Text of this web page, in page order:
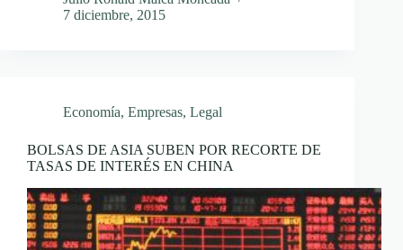
7 diciembre, 2015
Economía, Empresas, Legal
BOLSAS DE ASIA SUBEN POR RECORTE DE
TASAS DE INTERÉS EN CHINA